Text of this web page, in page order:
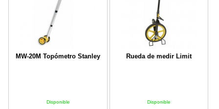
MW-20M Topómetro Stanley
Disponible
Rueda de medir Limit
Disponible